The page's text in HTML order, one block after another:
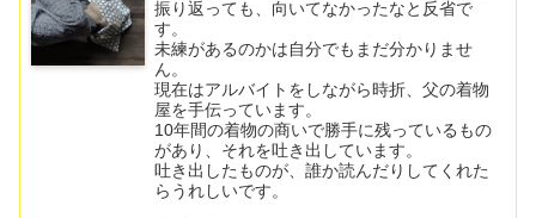
振り返っても、向いてなかったなと反省で
す。
未練があるのかは自分でもまだ分かりませ
ん。
現在はアルバイトをしながら時折、父の着物
屋を手伝っています。
10年間の着物の商いで勝手に残っているもの
があり、それを吐き出しています。
吐き出したものが、誰か読んだりしてくれた
らうれしいです。